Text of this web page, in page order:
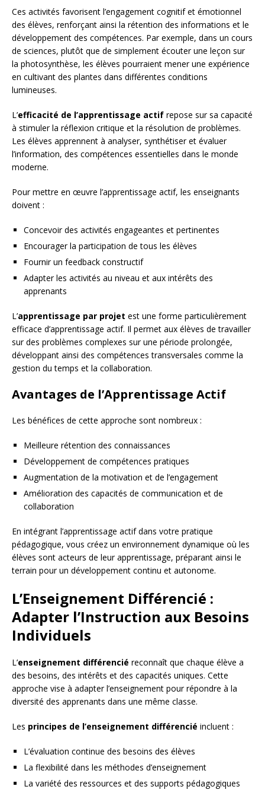
Ces activités favorisent l’engagement cognitif et émotionnel
des élèves, renforçant ainsi la rétention des informations et le
développement des compétences. Par exemple, dans un cours
de sciences, plutôt que de simplement écouter une leçon sur
la photosynthèse, les élèves pourraient mener une expérience
en cultivant des plantes dans différentes conditions
lumineuses.
L’efficacité de l’apprentissage actif repose sur sa capacité
à stimuler la réflexion critique et la résolution de problèmes.
Les élèves apprennent à analyser, synthétiser et évaluer
l’information, des compétences essentielles dans le monde
moderne.
Pour mettre en œuvre l’apprentissage actif, les enseignants
doivent :
Concevoir des activités engageantes et pertinentes
Encourager la participation de tous les élèves
Fournir un feedback constructif
Adapter les activités au niveau et aux intérêts des
apprenants
L’apprentissage par projet est une forme particulièrement
efficace d’apprentissage actif. Il permet aux élèves de travailler
sur des problèmes complexes sur une période prolongée,
développant ainsi des compétences transversales comme la
gestion du temps et la collaboration.
Avantages de l’Apprentissage Actif
Les bénéfices de cette approche sont nombreux :
Meilleure rétention des connaissances
Développement de compétences pratiques
Augmentation de la motivation et de l’engagement
Amélioration des capacités de communication et de
collaboration
En intégrant l’apprentissage actif dans votre pratique
pédagogique, vous créez un environnement dynamique où les
élèves sont acteurs de leur apprentissage, préparant ainsi le
terrain pour un développement continu et autonome.
L’Enseignement Différencié :
Adapter l’Instruction aux Besoins
Individuels
L’enseignement différencié reconnaît que chaque élève a
des besoins, des intérêts et des capacités uniques. Cette
approche vise à adapter l’enseignement pour répondre à la
diversité des apprenants dans une même classe.
Les principes de l’enseignement différencié incluent :
L’évaluation continue des besoins des élèves
La flexibilité dans les méthodes d’enseignement
La variété des ressources et des supports pédagogiques